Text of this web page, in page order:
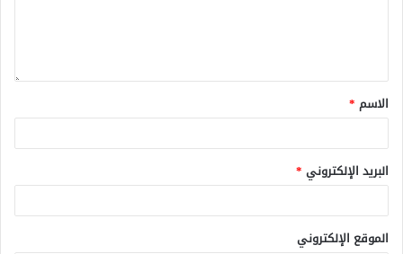
الاسم *
البريد الإلكتروني *
الموقع الإلكتروني